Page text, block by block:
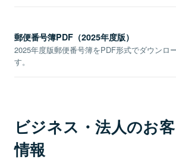
郵便番号簿PDF（2025年度版）
2025年度版郵便番号簿をPDF形式でダウンロ
す。
ビジネス・法人のお
情報